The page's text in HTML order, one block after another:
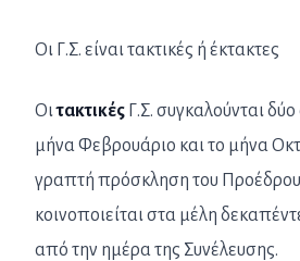
Οι Γ.Σ. είναι τακτικές ή έκτακτες
Οιτακτικές Γ.Σ. συγκαλούνται
μήνα Φεβρουάριο και το μήνα
γραπτή πρόσκληση του
κοινοποιείται στα μέλη
από την ημέρα της Συνέλευσης.